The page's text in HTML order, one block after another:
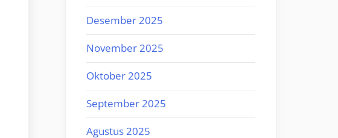
Desember 2025
November 2025
Oktober 2025
September 2025
Agustus 2025